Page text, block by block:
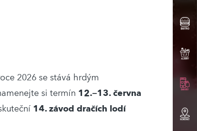
2026 se stává hrdým
si termín 12.–13. června
14. závod dračích lodí